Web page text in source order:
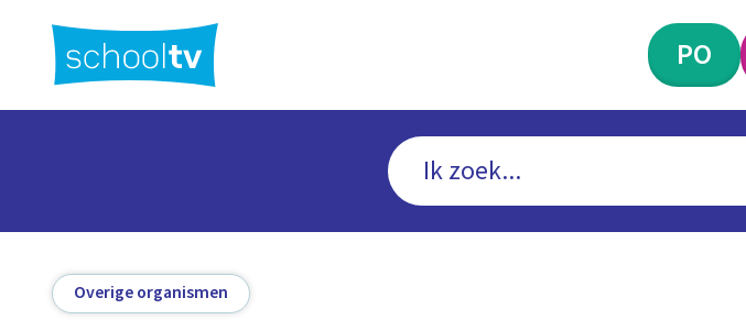
hoofdinhoud
PO
Overige organismen